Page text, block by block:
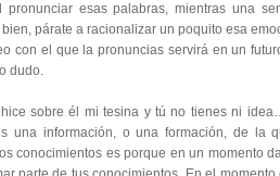
esas palabras, mientras una
párate a racionalizar un poquito esa
con el que la pronuncias servirá en un
dudo.
sobre él mi tesina y tú no tienes ni
una información, o una formación, de la
conocimientos es porque en un momento